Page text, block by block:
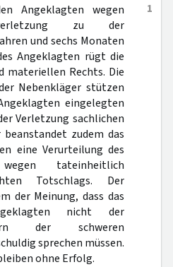
1
Angeklagten wegen
zu der
und sechs Monaten
Angeklagten rügt die
materiellen Rechts. Die
Nebenkläger stützen
eingelegten
Verletzung sachlichen
zudem das
eine Verurteilung des
tateinheitlich
Totschlags. Der
der Meinung, dass das
nicht der
der schweren
sprechen müssen.
ohne Erfolg.